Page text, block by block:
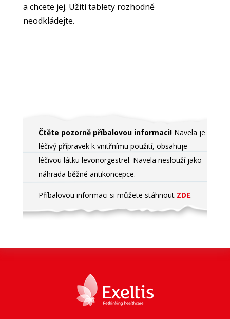
a chcete jej. Užití tablety rozhodně
neodkládejte.
Čtěte pozorně příbalovou informaci!Navela je
léčivý přípravek k vnitřnímu použití, obsahuje
léčivou látku levonorgestrel. Navela neslouží jako
náhrada běžné antikoncepce.
Příbalovou informaci si můžete stáhnout ZDE.